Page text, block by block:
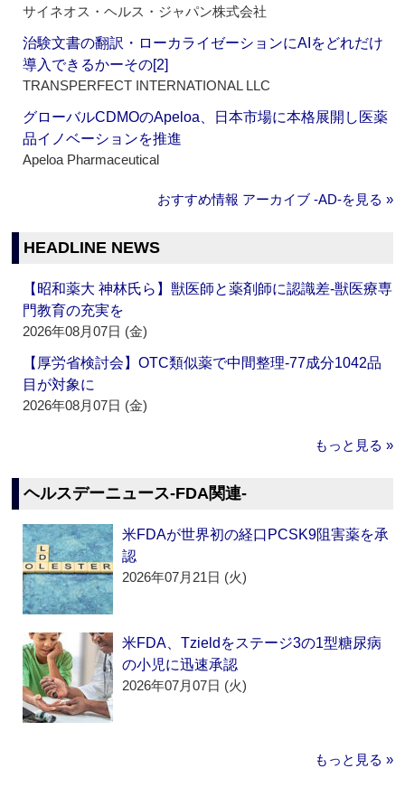
サイネオス・ヘルス・ジャパン株式会社
治験文書の翻訳・ローカライゼーションにAIをどれだけ
導入できるかーその[2]
TRANSPERFECT INTERNATIONAL LLC
グローバルCDMOのApeloa、日本市場に本格展開し医薬
品イノベーションを推進
Apeloa Pharmaceutical
おすすめ情報 アーカイブ ‐AD‐を見る »
HEADLINE NEWS
【昭和薬大 神林氏ら】獣医師と薬剤師に認識差‐獣医療専
門教育の充実を
2026年08月07日 (金)
【厚労省検討会】OTC類似薬で中間整理‐77成分1042品
目が対象に
2026年08月07日 (金)
もっと見る »
ヘルスデーニュース‐FDA関連‐
米FDAが世界初の経口PCSK9阻害薬を承
認
2026年07月21日 (火)
米FDA、Tzieldをステージ3の1型糖尿病
の小児に迅速承認
2026年07月07日 (火)
もっと見る »